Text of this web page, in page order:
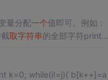
量分配一个值即可。例如：
取字符串的全部字符print s